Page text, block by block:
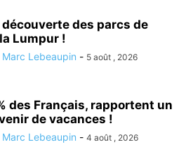
découverte des parcs de
Lumpur !
Lebeaupin - 5 août , 2026
des Français, rapportent un
de vacances !
Lebeaupin - 4 août , 2026